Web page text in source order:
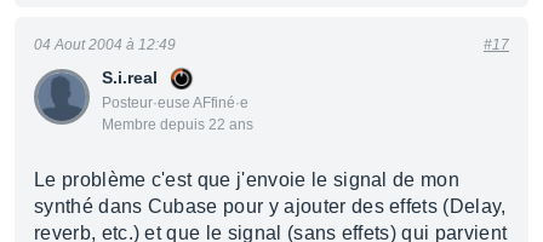
S.i.real
Posteur·euse AFfiné·e
Membre depuis 22 ans
04 Aout 2004 à 12:49 #17
Le problème c'est que j'envoie le signal de mon
synthé dans Cubase pour y ajouter des effets (Delay,
reverb, etc.) et que le signal (sans effets) qui parvient